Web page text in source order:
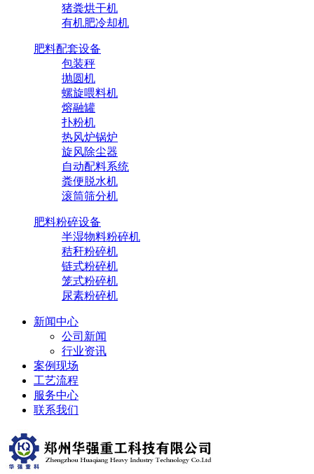
猪粪烘干机
有机肥冷却机
肥料配套设备
包装秤
抛圆机
螺旋喂料机
熔融罐
扑粉机
热风炉锅炉
旋风除尘器
自动配料系统
粪便脱水机
滚筒筛分机
肥料粉碎设备
半湿物料粉碎机
秸秆粉碎机
链式粉碎机
笼式粉碎机
尿素粉碎机
新闻中心
公司新闻
行业资讯
案例现场
工艺流程
服务中心
联系我们